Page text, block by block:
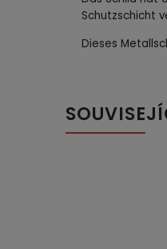
Schutzschicht
Dieses